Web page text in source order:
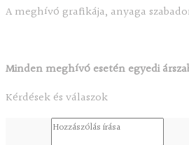
A meghívó grafikája, anyaga
Minden meghívó esetén egyedi
Kérdések és válaszok